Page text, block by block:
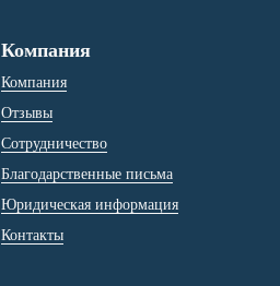
Компания
Компания
Отзывы
Сотрудничество
Благодарственные письма
Юридическая информация
Контакты